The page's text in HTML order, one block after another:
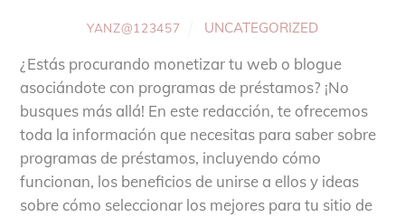
YANZ@123457 UNCATEGORIZED
¿Estás procurando monetizar tu web o blogue
asociándote con programas de préstamos? ¡No
busques más allá! En este redacción, te ofrecemos
toda la información que necesitas para saber sobre
programas de préstamos, incluyendo cómo
funcionan, los beneficios de unirse a ellos y ideas
sobre cómo seleccionar los mejores para tu sitio de